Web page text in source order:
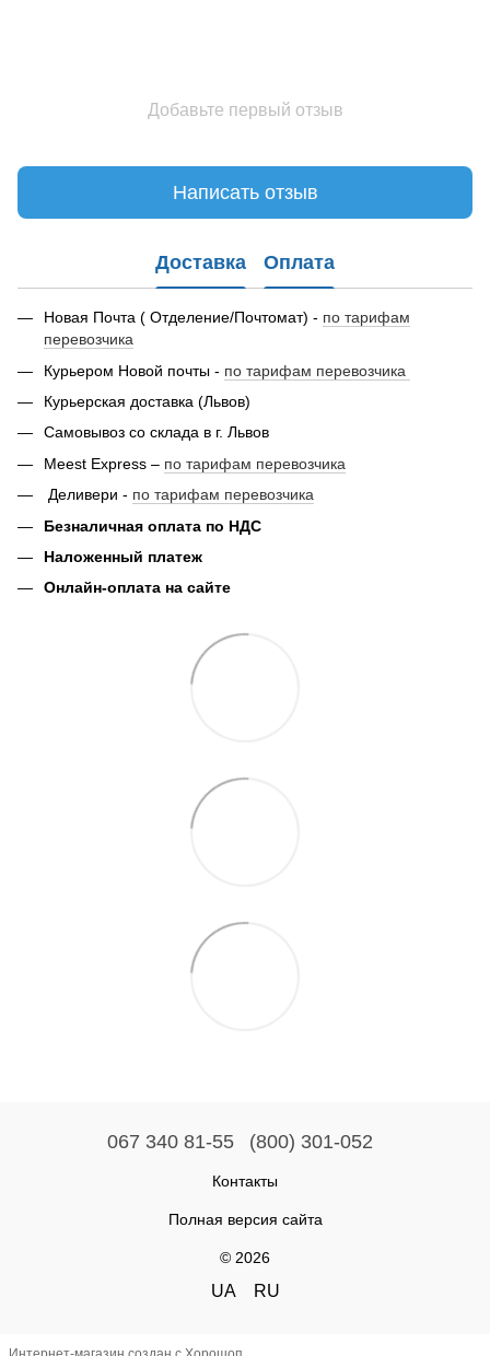
Добавьте первый отзыв
Написать отзыв
Доставка Оплата
Новая Почта ( Отделение/Почтомат) - по тарифам
перевозчика
Курьером Новой почты - по тарифам перевозчика
Курьерская доставка (Львов)
Самовывоз со склада в г. Львов
Meest Express – по тарифам перевозчика
Деливери - по тарифам перевозчика
Безналичная оплата по НДС
Наложенный платеж
Онлайн-оплата на сайте
067 340 81-55 (800) 301-052
Контакты
Полная версия сайта
© 2026
UA RU